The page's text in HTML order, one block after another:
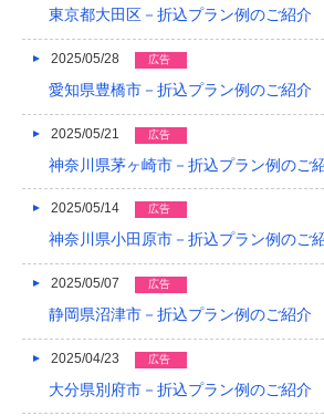
2016/11
2016/10
2016/07
2016/06
2016/05
2016/04
2016/03
東京都大田区－折込プラン例のご紹介
2025/05/28 広告
愛知県豊橋市－折込プラン例のご紹介
2025/05/21 広告
神奈川県茅ヶ崎市－折込プラン例のご
2025/05/14 広告
神奈川県小田原市－折込プラン例のご
2025/05/07 広告
静岡県沼津市－折込プラン例のご紹介
2025/04/23 広告
大分県別府市－折込プラン例のご紹介